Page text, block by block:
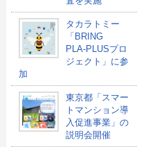
タカラトミー
「BRING
PLA-PLUSプロ
ジェクト」に参
加
東京都「スマー
トマンション導
入促進事業」の
説明会開催